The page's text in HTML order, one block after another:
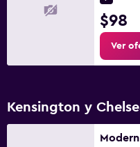
$98
Ver
Kensington y